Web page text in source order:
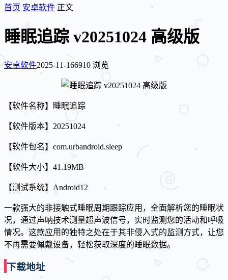
首页 安卓软件 正文
睡眠追踪 v20251024 高级版
安卓软件2025-11-166910 浏览
【软件名称】睡眠追踪
【软件版本】20251024
【软件包名】com.urbandroid.sleep
【软件大小】41.19MB
【测试系统】Android12
一款强大的非接触式睡眠周期跟踪应用，全面解析您的睡眠状
况，通过声呐技术测量超声波信号，实时监测您的活动和呼吸
情况。这款应用的独特之处在于其非侵入式的监测方式，让您
不再需要佩戴设备，轻松获取深度的睡眠数据。
下载地址